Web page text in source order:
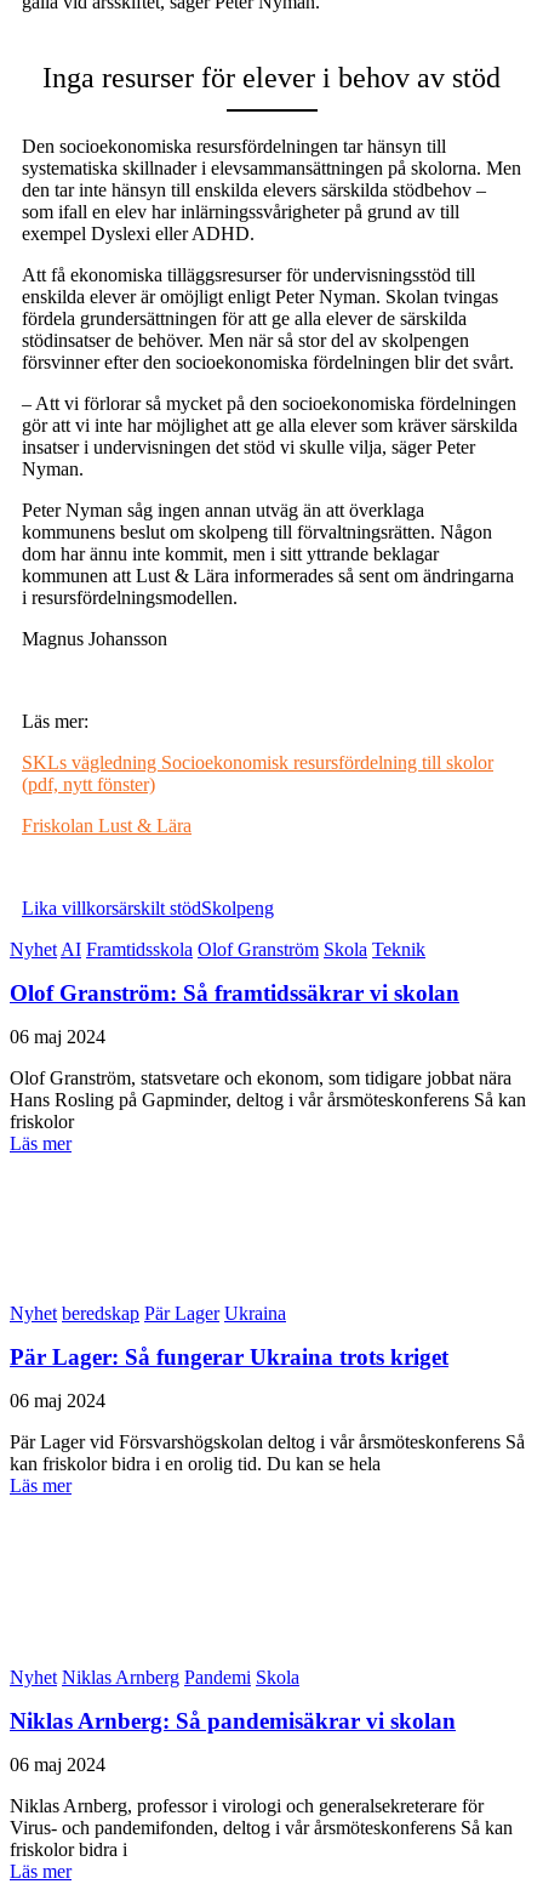
Inga resurser för elever i behov av stöd
Den socioekonomiska resursfördelningen tar hänsyn till
systematiska skillnader i elevsammansättningen på skolorna. Men
den tar inte hänsyn till enskilda elevers särskilda stödbehov –
som ifall en elev har inlärningssvårigheter på grund av till
exempel Dyslexi eller ADHD.
Att få ekonomiska tilläggsresurser för undervisningsstöd till
enskilda elever är omöjligt enligt Peter Nyman. Skolan tvingas
fördela grundersättningen för att ge alla elever de särskilda
stödinsatser de behöver. Men när så stor del av skolpengen
försvinner efter den socioekonomiska fördelningen blir det svårt.
– Att vi förlorar så mycket på den socioekonomiska fördelningen
gör att vi inte har möjlighet att ge alla elever som kräver särskilda
insatser i undervisningen det stöd vi skulle vilja, säger Peter
Nyman.
Peter Nyman såg ingen annan utväg än att överklaga
kommunens beslut om skolpeng till förvaltningsrätten. Någon
dom har ännu inte kommit, men i sitt yttrande beklagar
kommunen att Lust & Lära informerades så sent om ändringarna
i resursfördelningsmodellen.
Magnus Johansson
Läs mer:
SKLs vägledning Socioekonomisk resursfördelning till skolor
(pdf, nytt fönster)
Friskolan Lust & Lära
Lika villkorsärskilt stödSkolpeng
Nyhet AI Framtidsskola Olof Granström Skola Teknik
Olof Granström: Så framtidssäkrar vi skolan
06 maj 2024
Olof Granström, statsvetare och ekonom, som tidigare jobbat nära
Hans Rosling på Gapminder, deltog i vår årsmöteskonferens Så kan
friskolor
Läs mer
Nyhet beredskap Pär Lager Ukraina
Pär Lager: Så fungerar Ukraina trots kriget
06 maj 2024
Pär Lager vid Försvarshögskolan deltog i vår årsmöteskonferens Så
kan friskolor bidra i en orolig tid. Du kan se hela
Läs mer
Nyhet Niklas Arnberg Pandemi Skola
Niklas Arnberg: Så pandemisäkrar vi skolan
06 maj 2024
Niklas Arnberg, professor i virologi och generalsekreterare för
Virus- och pandemifonden, deltog i vår årsmöteskonferens Så kan
friskolor bidra i
Läs mer